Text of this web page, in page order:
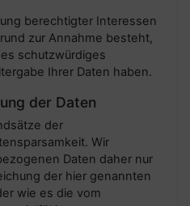
berechtigter Interessen
zur Annahme besteht,
schutzwürdiges
Ihrer Daten haben.
der Daten
der
Wir
Daten daher nur
der hier genannten
wie es die vom